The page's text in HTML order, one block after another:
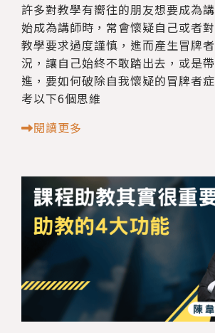
許多對教學有嚮往的朋友想要成為
始成為講師時，常會懷疑自己或者
教學要求過度謹慎，進而產生冒牌
況，讓自己始終不敢踏出去，或是
進，要如何破除自我懷疑的冒牌者
考以下6個思維
閱讀更多